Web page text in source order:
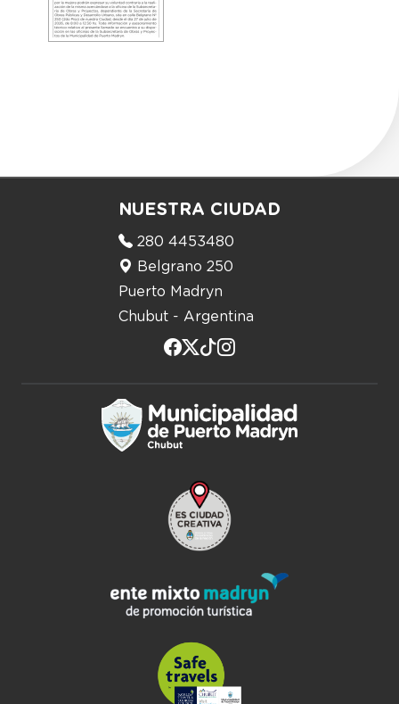
NUESTRA CIUDAD
280 4453480
Belgrano 250
Puerto Madryn
Chubut - Argentina